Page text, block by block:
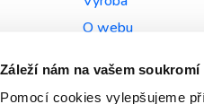
Záleží nám na vašem soukromí
Pomocí cookies vylepšujeme
O webu